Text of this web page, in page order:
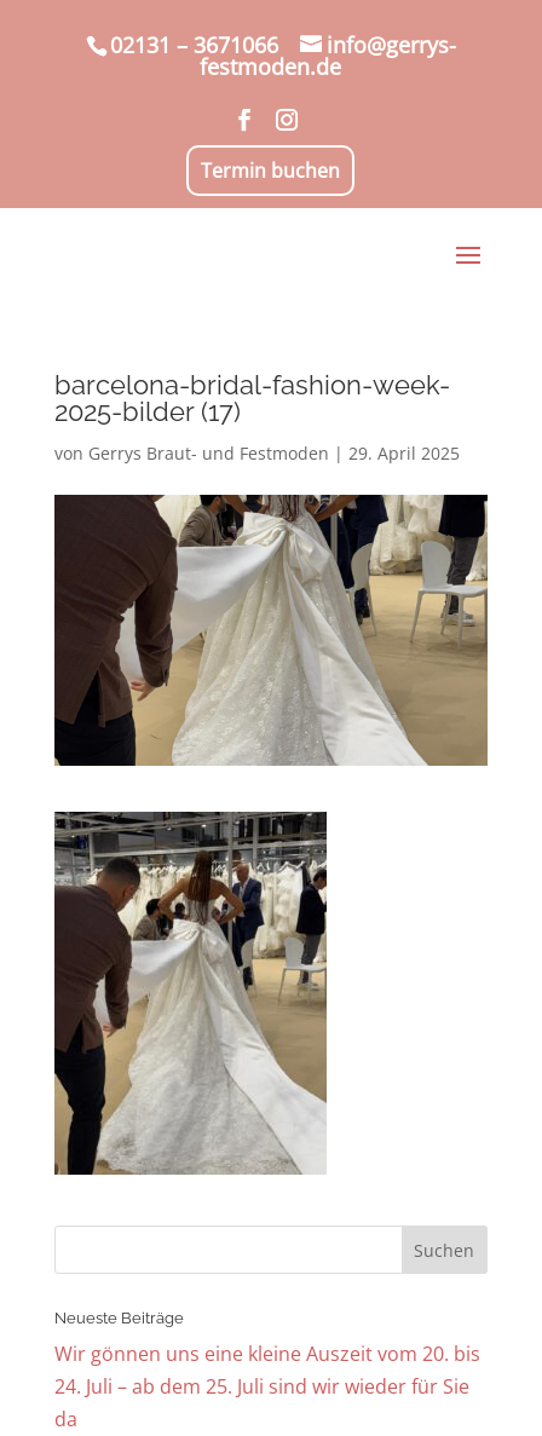
02131 – 3671066 info@gerrys-
festmoden.de
Termin buchen
barcelona-bridal-fashion-week-
2025-bilder (17)
von Gerrys Braut- und Festmoden | 29. April 2025
Neueste Beiträge
Wir gönnen uns eine kleine Auszeit vom 20. bis
24. Juli – ab dem 25. Juli sind wir wieder für Sie
da